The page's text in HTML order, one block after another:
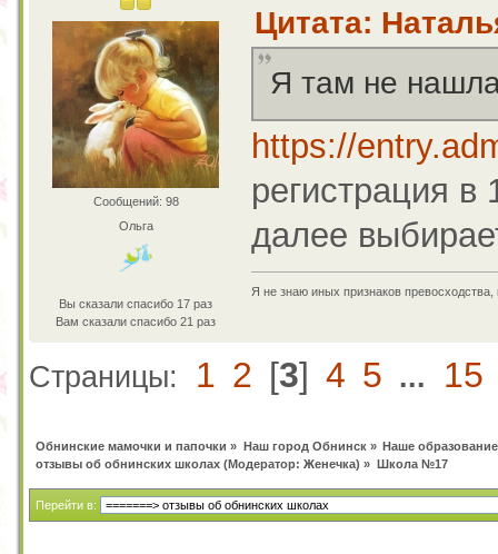
Сообщений: 98
Ольга
Вы сказали спасибо 17 раз
Вам сказали спасибо 21 раз
Цитата:
Я там не
https://
регистрация
далее
Я не знаю иных признаков
Страницы: 1 2 [3] 4 5 ... 15
Обнинские мамочки и папочки » Наш город Обнинск» Наше образование
отзывы об обнинских школах (Модератор:Женечка) » Школа №17
Перейти в: